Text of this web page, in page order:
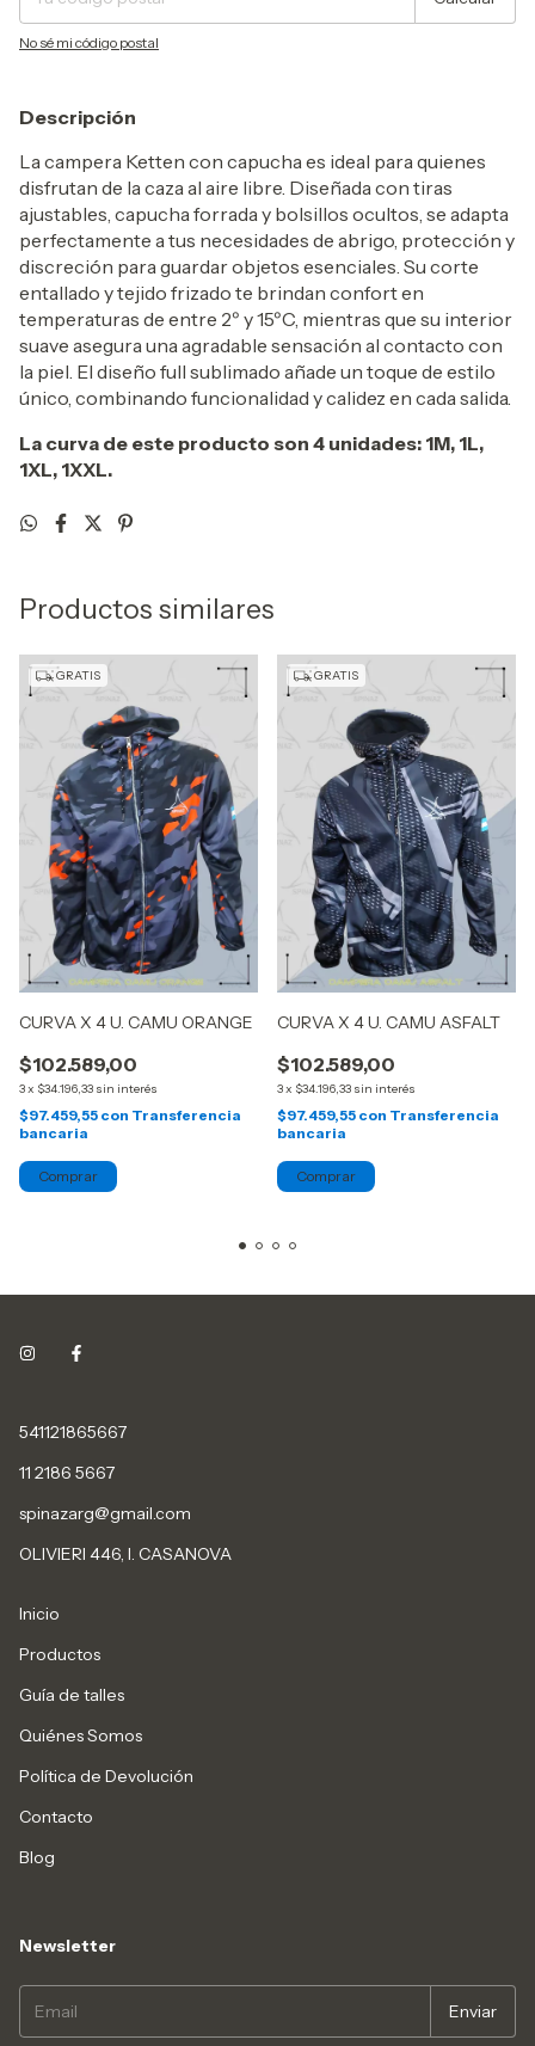
No sé mi código postal
Descripción
La campera Ketten con capucha es ideal para quienes
disfrutan de la caza al aire libre. Diseñada con tiras
ajustables, capucha forrada y bolsillos ocultos, se adapta
perfectamente a tus necesidades de abrigo, protección y
discreción para guardar objetos esenciales. Su corte
entallado y tejido frizado te brindan confort en
temperaturas de entre 2º y 15ºC, mientras que su interior
suave asegura una agradable sensación al contacto con
la piel. El diseño full sublimado añade un toque de estilo
único, combinando funcionalidad y calidez en cada salida.
La curva de este producto son 4 unidades: 1M, 1L,
1XL, 1XXL.
Productos similares
GRATIS
CURVA X 4 U. CAMU ORANGE
$102.589,00
3x $34.196,33 sin interés
$97.459,55 con Transferencia
bancaria
GRATIS
CURVA X 4 U. CAMU ASFALT
$102.589,00
3x $34.196,33 sin interés
$97.459,55 con Transferencia
bancaria
541121865667
11 2186 5667
spinazarg@gmail.com
OLIVIERI 446, I. CASANOVA
Inicio
Productos
Guía de talles
Quiénes Somos
Política de Devolución
Contacto
Blog
Newsletter